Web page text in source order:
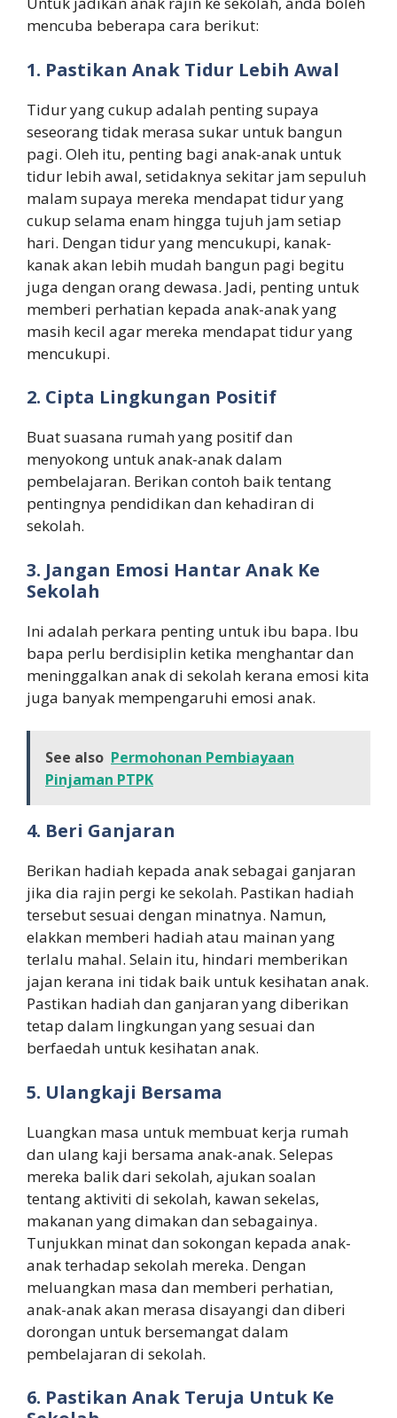
mencuba beberapa cara berikut:
1. Pastikan Anak Tidur Lebih Awal
Tidur yang cukup adalah penting supaya
seseorang tidak merasa sukar untuk bangun
pagi. Oleh itu, penting bagi anak-anak untuk
tidur lebih awal, setidaknya sekitar jam sepuluh
malam supaya mereka mendapat tidur yang
cukup selama enam hingga tujuh jam setiap
hari. Dengan tidur yang mencukupi, kanak-
kanak akan lebih mudah bangun pagi begitu
juga dengan orang dewasa. Jadi, penting untuk
memberi perhatian kepada anak-anak yang
masih kecil agar mereka mendapat tidur yang
mencukupi.
2. Cipta Lingkungan Positif
Buat suasana rumah yang positif dan
menyokong untuk anak-anak dalam
pembelajaran. Berikan contoh baik tentang
pentingnya pendidikan dan kehadiran di
sekolah.
3. Jangan Emosi Hantar Anak Ke
Sekolah
Ini adalah perkara penting untuk ibu bapa. Ibu
bapa perlu berdisiplin ketika menghantar dan
meninggalkan anak di sekolah kerana emosi kita
juga banyak mempengaruhi emosi anak.
See also Permohonan Pembiayaan
Pinjaman PTPK
4. Beri Ganjaran
Berikan hadiah kepada anak sebagai ganjaran
jika dia rajin pergi ke sekolah. Pastikan hadiah
tersebut sesuai dengan minatnya. Namun,
elakkan memberi hadiah atau mainan yang
terlalu mahal. Selain itu, hindari memberikan
jajan kerana ini tidak baik untuk kesihatan anak.
Pastikan hadiah dan ganjaran yang diberikan
tetap dalam lingkungan yang sesuai dan
berfaedah untuk kesihatan anak.
5. Ulangkaji Bersama
Luangkan masa untuk membuat kerja rumah
dan ulang kaji bersama anak-anak. Selepas
mereka balik dari sekolah, ajukan soalan
tentang aktiviti di sekolah, kawan sekelas,
makanan yang dimakan dan sebagainya.
Tunjukkan minat dan sokongan kepada anak-
anak terhadap sekolah mereka. Dengan
meluangkan masa dan memberi perhatian,
anak-anak akan merasa disayangi dan diberi
dorongan untuk bersemangat dalam
pembelajaran di sekolah.
6. Pastikan Anak Teruja Untuk Ke